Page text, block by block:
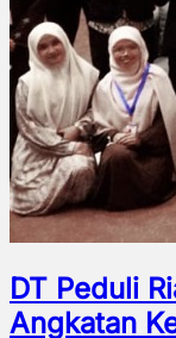
DT Peduli
Angkatan